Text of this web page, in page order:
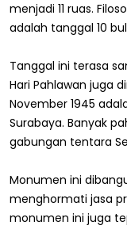
menjadi 11 ruas.
adalah tanggal 10
Tanggal ini terasa
Hari Pahlawan juga
November 1945
Surabaya. Banyak
gabungan tentara
Monumen ini
menghormati jasa
monumen ini juga